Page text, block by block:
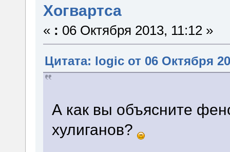
Хогвартса
« : 06 Октября 2013, 11:12 »
Цитата: logic от 06 Октября
А как вы объясните
хулиганов?